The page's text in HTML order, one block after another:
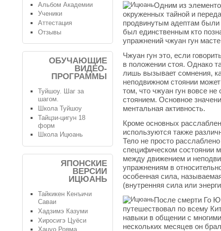
Одним из
окруженных тайной и
продвинутым адептам
был единственным кто
упражнений чжуан гун
Чжуан гун это, если
в положении стоя. Однако
лишь вызывает сомнения,
неподвижном стоянии
том, что чжуан гун вовсе
стоянием. Основное
ментальная активность.
Кроме основных
используются также
Тело не просто
специфическом состоянии
между движением и
упражнениям в
особенная сила,
(внутренняя сила или
После смерти Го
путешествовал по всему
навыки в общении с
нескольких месяцев он
Альбом Академии
Ученики
Аттестация
Отзывы
ОБУЧАЮЩИЕ
ВИДЕО-
ПРОГРАММЫ
Туйшоу. Шаг за
шагом.
Школа Туйшоу
Тайцзи-цигун 18
форм
Школа Ицюань
ЯПОНСКИЕ
ВЕРСИИ
ИЦЮАНЬ
Тайкикен Кенъичи
Саваи
Хадзимэ Казуми
Хиросигэ Цуёси
Хацуо Рояма